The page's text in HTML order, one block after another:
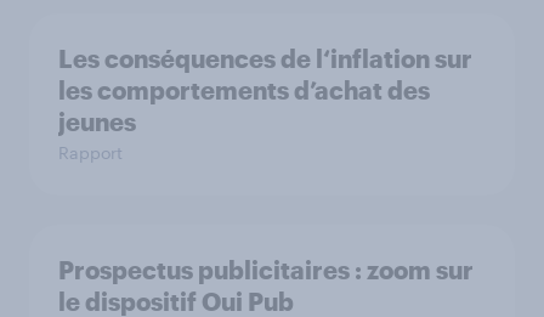
Les conséquences de l‘inflation sur
les comportements d’achat des
jeunes
Rapport
Prospectus publicitaires : zoom sur
le dispositif Oui Pub